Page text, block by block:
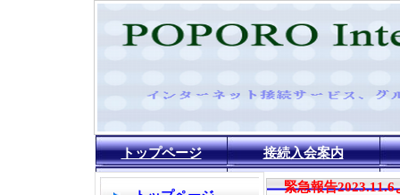
トップページ 接続入会案内
緊急報告2023.11.6